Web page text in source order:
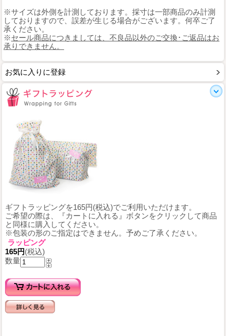
※サイズは外側を計測しております。採寸は一部商品のみ計測
しておりますので、誤差が生じる場合がございます。何卒ご了
承ください。
※セール商品につきましては、不良品以外のご交換･ご返品はお
承りできません。
お気に入りに登録
ギフトラッピングを165円(税込)でご利用いただけます。
ご希望の際は、『カートに入れる』ボタンをクリックして商品
と同様に購入してください。
※包装の形のご指定はできません。予めご了承ください。
ラッピング
165円(税込)
数量